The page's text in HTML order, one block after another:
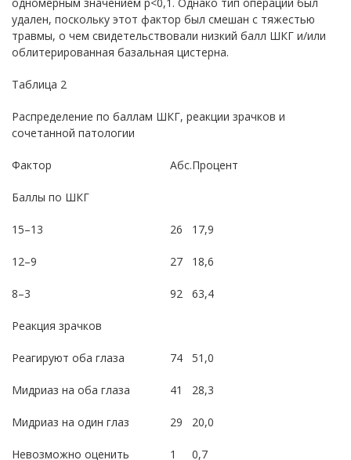
удален, поскольку этот фактор был смешан с тяжестью
травмы, о чем свидетельствовали низкий балл ШКГ и/или
облитерированная базальная цистерна.
Таблица 2
Распределение по баллам ШКГ, реакции зрачков и
сочетанной патологии
Фактор Абс.Процент
Баллы по ШКГ
15–13 26 17,9
12–9 27 18,6
8–3 92 63,4
Реакция зрачков
Реагируют оба глаза 74 51,0
Мидриаз на оба глаза 41 28,3
Мидриаз на один глаз 29 20,0
Невозможно оценить 1 0,7